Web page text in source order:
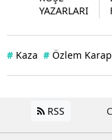
YAZARLARI
# Kaza # Özlem
RSS